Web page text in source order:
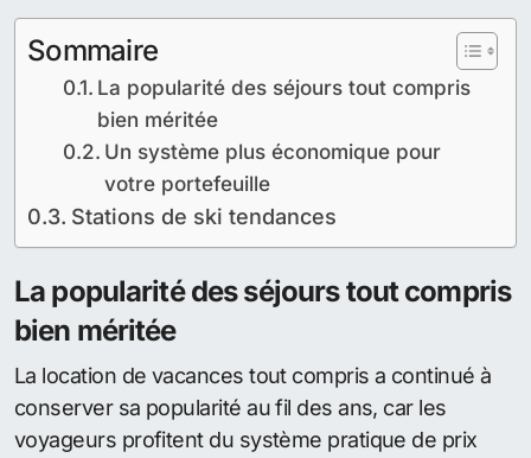
Sommaire
La popularité des séjours tout compris
bien méritée
Un système plus économique pour
votre portefeuille
Stations de ski tendances
La popularité des séjours tout compris
bien méritée
La location de vacances tout compris a continué à
conserver sa popularité au fil des ans, car les
voyageurs profitent du système pratique de prix